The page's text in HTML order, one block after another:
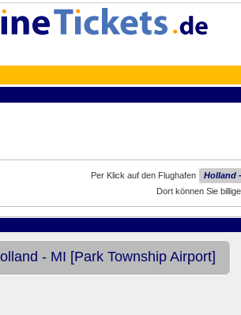
Per Klick auf den Flughafen
Holland
Dort können Sie
- MI [Park Township Airport]